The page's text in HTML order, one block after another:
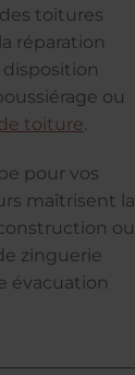
toitures
réparation
ou
toiture.
pour vos
maîtrisent la
ou
zinguerie
évacuation